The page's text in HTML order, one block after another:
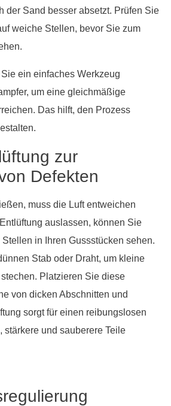
der Sand besser absetzt. Prüfen Sie
weiche Stellen, bevor Sie zum
ein einfaches Werkzeug
um eine gleichmäßige
Das hilft, den Prozess
zur
Defekten
muss die Luft entweichen
auslassen, können Sie
in Ihren Gussstücken sehen.
Stab oder Draht, um kleine
Platzieren Sie diese
von dicken Abschnitten und
sorgt für einen reibungslosen
stärkere und sauberere Teile